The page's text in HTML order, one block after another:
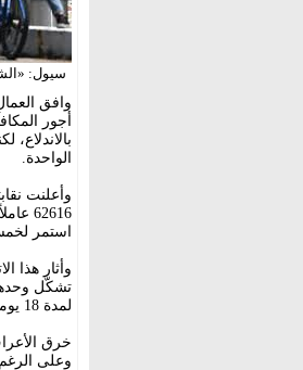
سيول:
وافق
أجور
الواحدة.
استمر
وأثار هذا
لمدة 18 يوماً، مما كان سيلحق أضراراً بالغة بالاقتصاد الكوري ويهزّ إمدادات الرقائق عالمياً.
خرق
وعلى